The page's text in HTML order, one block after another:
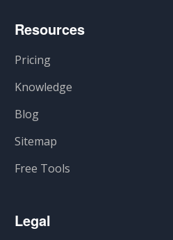
Resources
Pricing
Knowledge
Blog
Sitemap
Free Tools
Legal